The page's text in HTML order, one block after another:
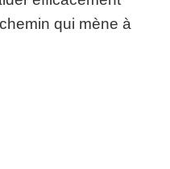
qui mène à